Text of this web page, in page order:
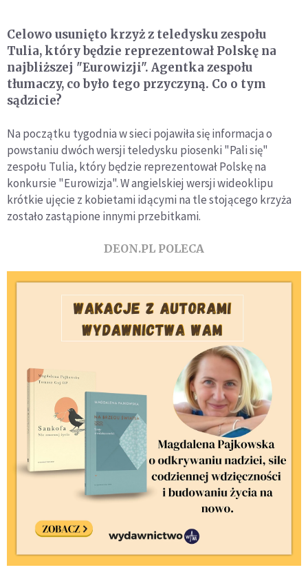
Celowo usunięto krzyż z teledysku zespołu
Tulia, który będzie reprezentował Polskę na
najbliższej "Eurowizji". Agentka zespołu
tłumaczy, co było tego przyczyną. Co o tym
sądzicie?
Na początku tygodnia w sieci pojawiła się informacja o
powstaniu dwóch wersji teledysku piosenki "Pali się"
zespołu Tulia, który będzie reprezentował Polskę na
konkursie "Eurowizja". W angielskiej wersji wideoklipu
krótkie ujęcie z kobietami idącymi na tle stojącego krzyża
zostało zastąpione innymi przebitkami.
DEON.PL POLECA